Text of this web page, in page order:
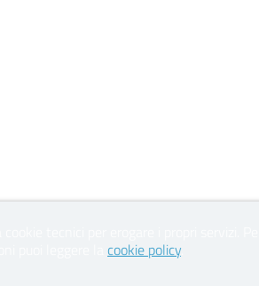
cookie policy